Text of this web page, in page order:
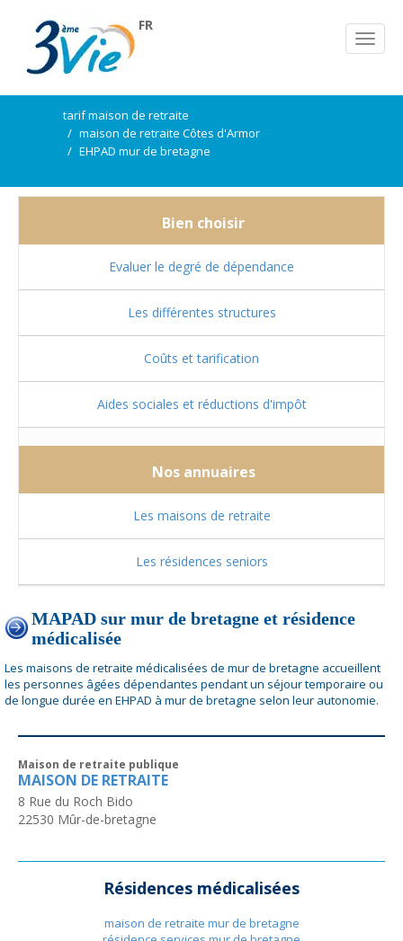
FR
tarif maison de retraite
maison de retraite Côtes d'Armor
EHPAD mur de bretagne
Bien choisir
Evaluer le degré de dépendance
Les différentes structures
Coûts et tarification
Aides sociales et réductions d'impôt
Nos annuaires
Les maisons de retraite
Les résidences seniors
MAPAD sur mur de bretagne et résidence
médicalisée
Les maisons de retraite médicalisées de mur de bretagne accueillent
les personnes âgées dépendantes pendant un séjour temporaire ou
de longue durée en EHPAD à mur de bretagne selon leur autonomie.
Maison de retraite publique
MAISON DE RETRAITE
8 Rue du Roch Bido
22530 Mûr-de-bretagne
Résidences médicalisées
maison de retraite mur de bretagne